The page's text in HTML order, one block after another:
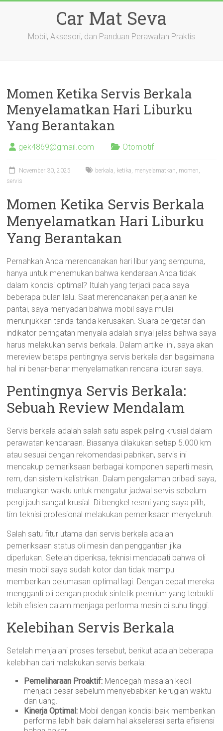
Car Mat Seva
Mobil, Aksesori, dan Panduan Perawatan Praktis
Momen Ketika Servis Berkala
Menyelamatkan Hari Liburku
Yang Berantakan
gek4869@gmail.com Otomotif
November 30, 2025 berkala, ketika, menyelamatkan, momen,
servis
Momen Ketika Servis Berkala
Menyelamatkan Hari Liburku
Yang Berantakan
Pernahkah Anda merencanakan hari libur yang sempurna,
hanya untuk menemukan bahwa kendaraan Anda tidak
dalam kondisi optimal? Itulah yang terjadi pada saya
beberapa bulan lalu. Saat merencanakan perjalanan ke
pantai, saya menyadari bahwa mobil saya mulai
menunjukkan tanda-tanda kerusakan. Suara bergetar dan
indikator peringatan menyala adalah sinyal jelas bahwa saya
harus melakukan servis berkala. Dalam artikel ini, saya akan
mereview betapa pentingnya servis berkala dan bagaimana
hal ini benar-benar menyelamatkan rencana liburan saya.
Pentingnya Servis Berkala:
Sebuah Review Mendalam
Servis berkala adalah salah satu aspek paling krusial dalam
perawatan kendaraan. Biasanya dilakukan setiap 5.000 km
atau sesuai dengan rekomendasi pabrikan, servis ini
mencakup pemeriksaan berbagai komponen seperti mesin,
rem, dan sistem kelistrikan. Dalam pengalaman pribadi saya,
meluangkan waktu untuk mengatur jadwal servis sebelum
pergi jauh sangat krusial. Di bengkel resmi yang saya pilih,
tim teknisi profesional melakukan pemeriksaan menyeluruh.
Salah satu fitur utama dari servis berkala adalah
pemeriksaan status oli mesin dan penggantian jika
diperlukan. Setelah diperiksa, teknisi mendapati bahwa oli
mesin mobil saya sudah kotor dan tidak mampu
memberikan pelumasan optimal lagi. Dengan cepat mereka
mengganti oli dengan produk sintetik premium yang terbukti
lebih efisien dalam menjaga performa mesin di suhu tinggi.
Kelebihan Servis Berkala
Setelah menjalani proses tersebut, berikut adalah beberapa
kelebihan dari melakukan servis berkala:
Pemeliharaan Proaktif: Mencegah masalah kecil
menjadi besar sebelum menyebabkan kerugian waktu
dan uang.
Kinerja Optimal: Mobil dengan kondisi baik memberikan
performa lebih baik dalam hal akselerasi serta efisiensi